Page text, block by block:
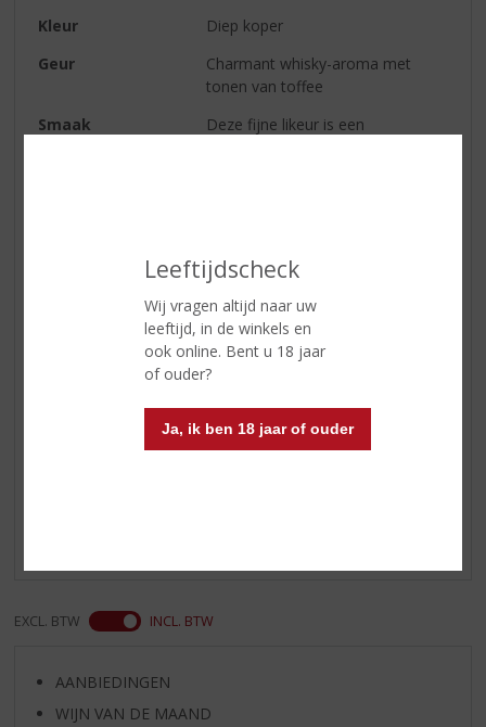
Leeftijdscheck
Wij vragen altijd naar uw
leeftijd, in de winkels en
ook online. Bent u 18 jaar
of ouder?
Ja, ik ben 18 jaar of ouder
Kleur
Diep koper
Geur
Charmant whisky-aroma met
tonen van toffee
Smaak
Deze fijne likeur is een
eiland zelf, boordevol robuuste en
ruige ondertonen. De Old
Pulteney Stroma Likeur wordt
puur of op ijs geserveerd en laat
een aangenaam warme en
geruststellende nagloei achter
Reviews
EXCL. BTW INCL. BTW
AANBIEDINGEN
WIJN VAN DE MAAND